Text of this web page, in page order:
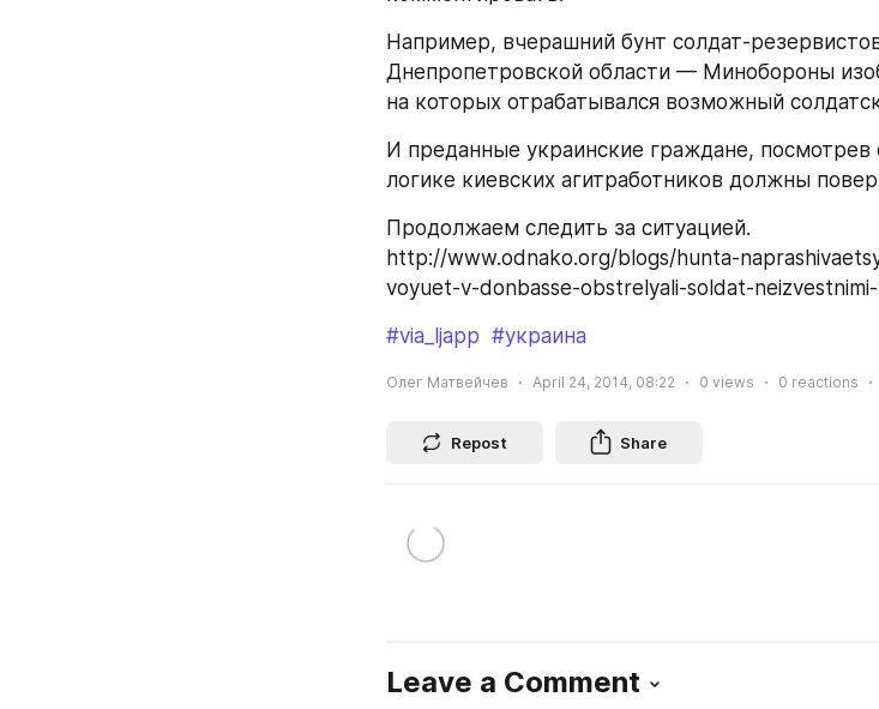
Например, вчерашний бунт солдат-
Днепропетровской области — Минобороны
на которых отрабатывался возможный
И преданные украинские граждане, посмотрев
логике киевских агитработников должны
Продолжаем следить за ситуацией.
http://www.odnako.org/blogs/hunta-
voyuet-v-donbasse-obstrelyali-soldat-
#via_ljapp #украина
Олег Матвейчев April 24, 2014, 08:22 0 views 0 reactions
Repost Share
Leave a Comment